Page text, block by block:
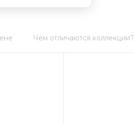
Чем отличаются коллекции?